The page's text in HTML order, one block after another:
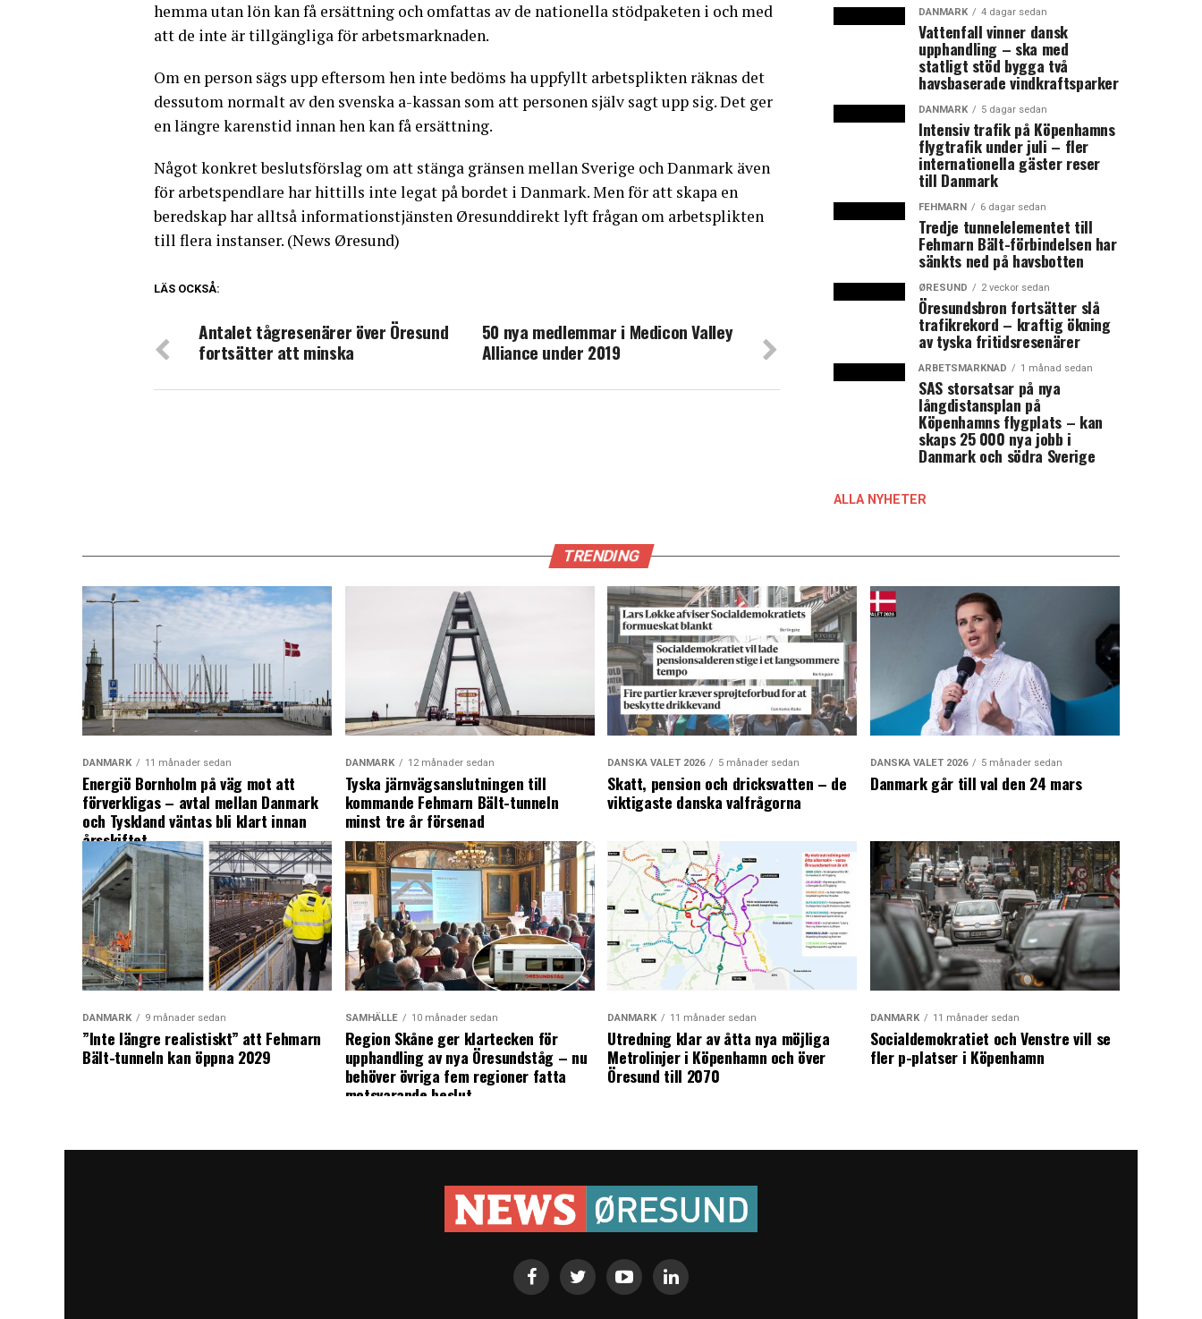
hemma utan lön kan få ersättning och omfattas av de nationella stödpaketen i och med
att de inte är tillgängliga för arbetsmarknaden.
Om en person sägs upp eftersom hen inte bedöms ha uppfyllt arbetsplikten räknas det
dessutom normalt av den svenska a-kassan som att personen själv sagt upp sig. Det ger
en längre karenstid innan hen kan få ersättning.
Något konkret beslutsförslag om att stänga gränsen mellan Sverige och Danmark även
för arbetspendlare har hittills inte legat på bordet i Danmark. Men för att skapa en
beredskap har alltså informationstjänsten Øresunddirekt lyft frågan om arbetsplikten
till flera instanser. (News Øresund)
LÄS OCKSÅ:
50 nya medlemmar i Medicon Valley
Alliance under 2019
Antalet tågresenärer över Öresund
fortsätter att minska
DANMARK 4 dagar sedan
Vattenfall vinner dansk
upphandling – ska med
statligt stöd bygga två
havsbaserade vindkraftsparker
DANMARK 5 dagar sedan
Intensiv trafik på Köpenhamns
flygtrafik under juli – fler
internationella gäster reser
till Danmark
FEHMARN 6 dagar sedan
Tredje tunnelelementet till
Fehmarn Bält-förbindelsen har
sänkts ned på havsbotten
ØRESUND 2 veckor sedan
Öresundsbron fortsätter slå
trafikrekord – kraftig ökning
av tyska fritidsresenärer
ARBETSMARKNAD 1 månad sedan
SAS storsatsar på nya
långdistansplan på
Köpenhamns flygplats – kan
skaps 25 000 nya jobb i
Danmark och södra Sverige
ALLA NYHETER
TRENDING
DANMARK 11 månader sedan
Energiö Bornholm på väg mot att
förverkligas – avtal mellan Danmark
och Tyskland väntas bli klart innan
årsskiftet
DANMARK 12 månader sedan
Tyska järnvägsanslutningen till
kommande Fehmarn Bält-tunneln
minst tre år försenad
DANSKA VALET 2026 5 månader sedan
Skatt, pension och dricksvatten – de
viktigaste danska valfrågorna
DANSKA VALET 2026 5 månader sedan
Danmark går till val den 24 mars
DANMARK 9 månader sedan
”Inte längre realistiskt” att Fehmarn
Bält-tunneln kan öppna 2029
SAMHÄLLE 10 månader sedan
Region Skåne ger klartecken för
upphandling av nya Öresundståg – nu
behöver övriga fem regioner fatta
motsvarande beslut
DANMARK 11 månader sedan
Utredning klar av åtta nya möjliga
Metrolinjer i Köpenhamn och över
Öresund till 2070
DANMARK 11 månader sedan
Socialdemokratiet och Venstre vill se
fler p-platser i Köpenhamn